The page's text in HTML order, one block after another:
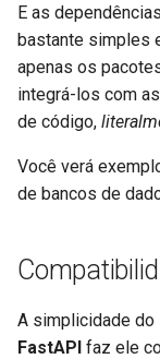
E as
bastante simples
apenas os
integrá-los com
de código,
Você verá
de bancos de
A simplicidade do
FastAPI faz ele